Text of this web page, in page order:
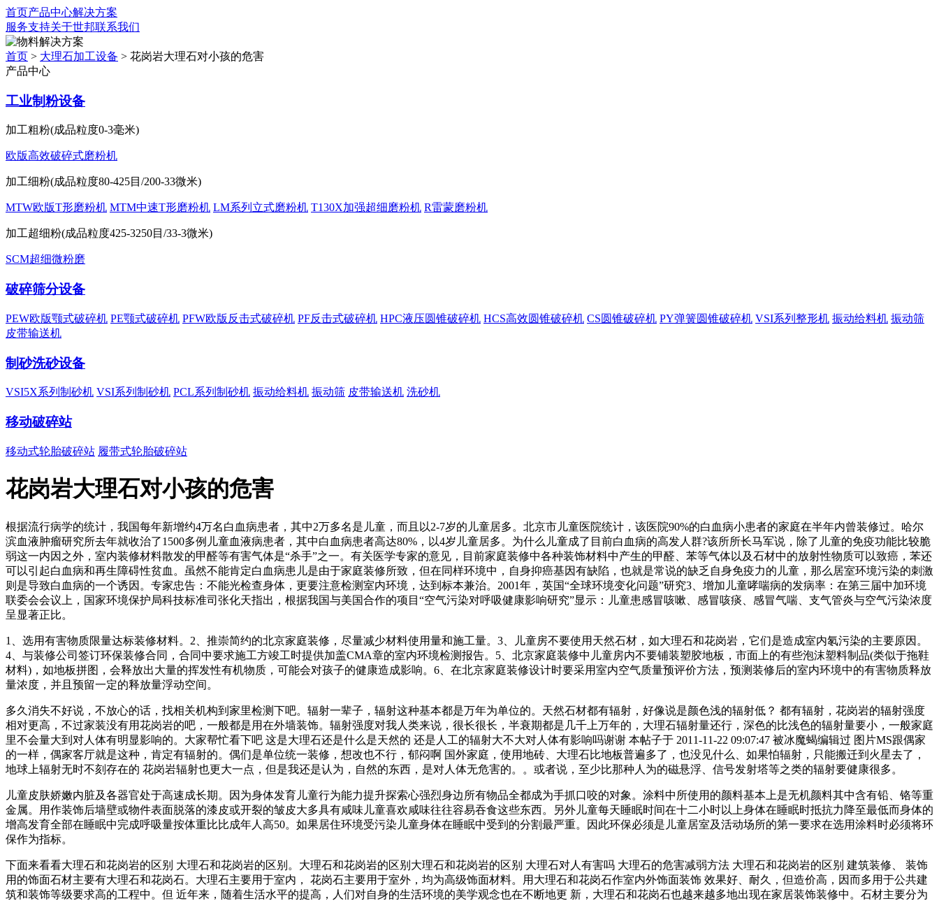
首页产品中心解决方案
服务支持关于世邦联系我们
解决方案
首页 > 大理石加工设备 > 花岗岩大理石对小孩的危害
产品中心
工业制粉设备
加工粗粉(成品粒度0-3毫米)
欧版高效破碎式磨粉机
加工细粉(成品粒度80-425目/200-33微米)
MTW欧版T形磨粉机 MTM中速T形磨粉机 LM系列立式磨粉机 T130X加强超细磨粉机 R雷蒙磨粉机
加工超细粉(成品粒度425-3250目/33-3微米)
SCM超细微粉磨
破碎筛分设备
PEW欧版颚式破碎机 PE颚式破碎机 PFW欧版反击式破碎机 PF反击式破碎机 HPC液压圆锥破碎机 HCS高效圆锥破碎机 CS圆锥破碎机 PY弹簧圆锥破碎机 VSI系列整形机 振动给料机 振动筛
皮带输送机
制砂洗砂设备
VSI5X系列制砂机 VSI系列制砂机 PCL系列制砂机 振动给料机 振动筛 皮带输送机 洗砂机
移动破碎站
移动式轮胎破碎站 履带式轮胎破碎站
花岗岩大理石对小孩的危害
根据流行病学的统计，我国每年新增约4万名白血病患者，其中2万多名是儿童，而且以2-7岁的儿童居多。北京市儿童医院统计，该医院90%的白血病小患者的家庭在半年内曾装修过。哈尔
滨血液肿瘤研究所去年就收治了1500多例儿童血液病患者，其中白血病患者高达80%，以4岁儿童居多。为什么儿童成了目前白血病的高发人群?该所所长马军说，除了儿童的免疫功能比较脆
弱这一内因之外，室内装修材料散发的甲醛等有害气体是“杀手”之一。有关医学专家的意见，目前家庭装修中各种装饰材料中产生的甲醛、苯等气体以及石材中的放射性物质可以致癌，苯还
可以引起白血病和再生障碍性贫血。虽然不能肯定白血病患儿是由于家庭装修所致，但在同样环境中，自身抑癌基因有缺陷，也就是常说的缺乏自身免疫力的儿童，那么居室环境污染的刺激
则是导致白血病的一个诱因。专家忠告：不能光检查身体，更要注意检测室内环境，达到标本兼治。2001年，英国“全球环境变化问题”研究3、增加儿童哮喘病的发病率：在第三届中加环境
联委会会议上，国家环境保护局科技标准司张化天指出，根据我国与美国合作的项目“空气污染对呼吸健康影响研究”显示：儿童患感冒咳嗽、感冒咳痰、感冒气喘、支气管炎与空气污染浓度
呈显著正比。
1、选用有害物质限量达标装修材料。2、推崇简约的北京家庭装修，尽量减少材料使用量和施工量。3、儿童房不要使用天然石材，如大理石和花岗岩，它们是造成室内氡污染的主要原因。
4、与装修公司签订环保装修合同，合同中要求施工方竣工时提供加盖CMA章的室内环境检测报告。5、北京家庭装修中儿童房内不要铺装塑胶地板，市面上的有些泡沫塑料制品(类似于拖鞋
材料)，如地板拼图，会释放出大量的挥发性有机物质，可能会对孩子的健康造成影响。6、在北京家庭装修设计时要采用室内空气质量预评价方法，预测装修后的室内环境中的有害物质释放
量浓度，并且预留一定的释放量浮动空间。
多久消失不好说，不放心的话，找相关机构到家里检测下吧。辐射一辈子，辐射这种基本都是万年为单位的。天然石材都有辐射，好像说是颜色浅的辐射低？ 都有辐射，花岗岩的辐射强度
相对更高，不过家装没有用花岗岩的吧，一般都是用在外墙装饰。辐射强度对我人类来说，很长很长，半衰期都是几千上万年的，大理石辐射量还行，深色的比浅色的辐射量要小，一般家庭
里不会量大到对人体有明显影响的。大家帮忙看下吧 这是大理石还是什么是天然的 还是人工的辐射大不大对人体有影响吗谢谢 本帖子于 2011-11-22 09:07:47 被冰魔蝎编辑过 图片MS跟偶家
的一样，偶家客厅就是这种，肯定有辐射的。偶们是单位统一装修，想改也不行，郁闷啊 国外家庭，使用地砖、大理石比地板普遍多了，也没见什么、如果怕辐射，只能搬迁到火星去了，
地球上辐射无时不刻存在的 花岗岩辐射也更大一点，但是我还是认为，自然的东西，是对人体无危害的。。或者说，至少比那种人为的磁悬浮、信号发射塔等之类的辐射要健康很多。
儿童皮肤娇嫩内脏及各器官处于高速成长期。因为身体发育儿童行为能力提升探索心强烈身边所有物品全都成为手抓口咬的对象。涂料中所使用的颜料基本上是无机颜料其中含有铅、铬等重
金属。用作装饰后墙壁或物件表面脱落的漆皮或开裂的皱皮大多具有咸味儿童喜欢咸味往往容易吞食这些东西。另外儿童每天睡眠时间在十二小时以上身体在睡眠时抵抗力降至最低而身体的
增高发育全部在睡眠中完成呼吸量按体重比比成年人高50。如果居住环境受污染儿童身体在睡眠中受到的分割最严重。因此环保必须是儿童居室及活动场所的第一要求在选用涂料时必须将环
保作为指标。
下面来看看大理石和花岗岩的区别 大理石和花岗岩的区别。大理石和花岗岩的区别大理石和花岗岩的区别 大理石对人有害吗 大理石的危害减弱方法 大理石和花岗岩的区别 建筑装修、 装饰
用的饰面石材主要有大理石和花岗石。大理石主要用于室内， 花岗石主要用于室外，均为高级饰面材料。用大理石和花岗石作室内外饰面装饰 效果好、耐久，但造价高，因而多用于公共建
筑和装饰等级要求高的工程中。但 近年来，随着生活水平的提高，人们对自身的生活环境的美学观念也在不断地更 新，大理石和花岗石也越来越多地出现在家居装饰装修中。石材主要分为